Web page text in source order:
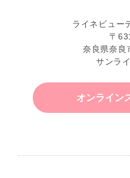
ライネビュー
〒
奈良県奈良
サンラ
オンライン